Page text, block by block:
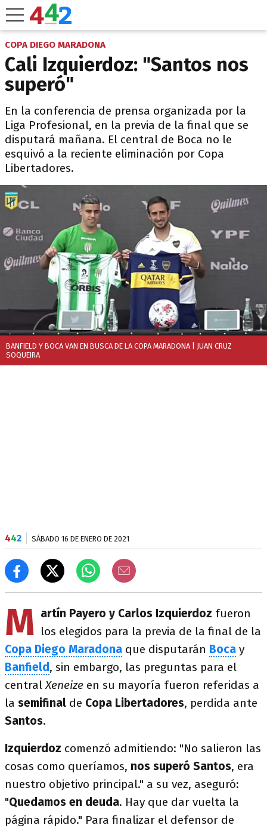
COPA DIEGO MARADONA
Cali Izquierdoz: "Santos nos
superó"
En la conferencia de prensa organizada por la
Liga Profesional, en la previa de la final que se
disputará mañana. El central de Boca no le
esquivó a la reciente eliminación por Copa
Libertadores.
BANFIELD Y BOCA VAN EN BUSCA DE LA COPA MARADONA | JUAN CRUZ
SOQUEIRA
442 SÁBADO 16 DE ENERO DE 2021
M artín Payero y Carlos Izquierdoz fueron
los elegidos para la previa de la final de la
Copa Diego Maradona que disputarán Boca y
Banfield, sin embargo, las preguntas para el
centralXeneize en su mayoría fueron referidas a
la semifinal de Copa Libertadores, perdida ante
Santos.
Izquierdoz comenzó admitiendo: "No salieron las
cosas como queríamos, nos superó Santos, era
nuestro objetivo principal." a su vez, aseguró:
"Quedamos en deuda. Hay que dar vuelta la
página rápido." Para finalizar el defensor de